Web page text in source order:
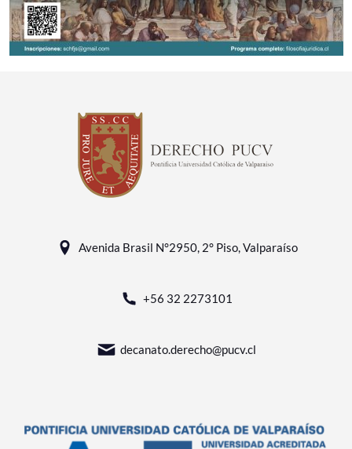
Avenida Brasil N°2950, 2° Piso, Valparaíso
+56 32 2273101
decanato.derecho@pucv.cl